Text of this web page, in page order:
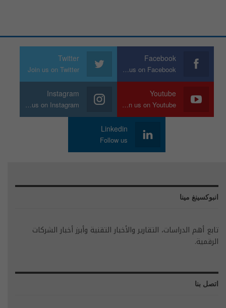
Facebook
Join us on Facebook
Twitter
Join us on Twitter
Youtube
Join us on Youtube
Instagram
Join us on Instagram
Linkedin
Follow us
انبوكسينغ مينا
تابع أهم الدراسات، التقارير والأخبار التقنية وأبرز أخبار الشركات
الرقمية.
اتصل بنا